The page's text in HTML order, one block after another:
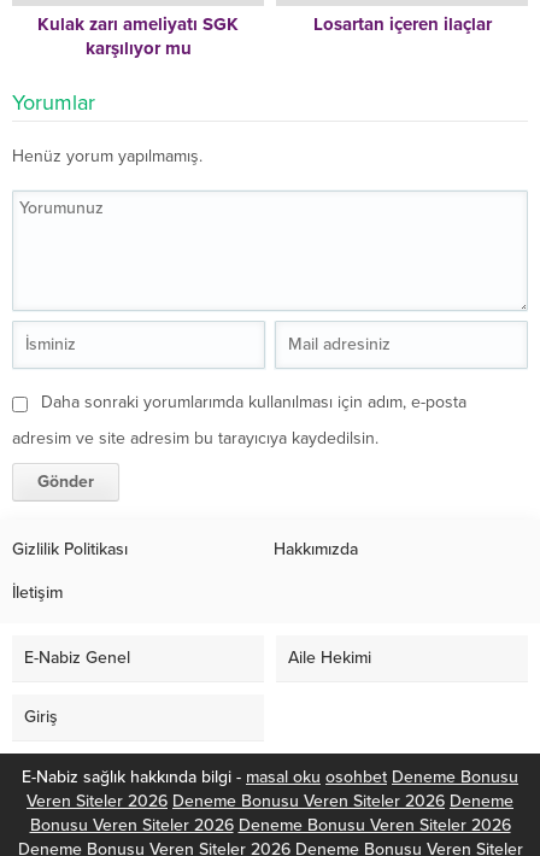
Kulak zarı ameliyatı SGK
karşılıyor mu
Losartan içeren ilaçlar
Yorumlar
Henüz yorum yapılmamış.
Daha sonraki yorumlarımda kullanılması için adım, e-posta
adresim ve site adresim bu tarayıcıya kaydedilsin.
Gizlilik Politikası Hakkımızda
İletişim
E-Nabiz Genel Aile Hekimi
Giriş
E-Nabiz sağlık hakkında bilgi - masal oku osohbet Deneme Bonusu
Veren Siteler 2026 Deneme Bonusu Veren Siteler 2026 Deneme
Bonusu Veren Siteler 2026 Deneme Bonusu Veren Siteler 2026
Deneme Bonusu Veren Siteler 2026 Deneme Bonusu Veren Siteler